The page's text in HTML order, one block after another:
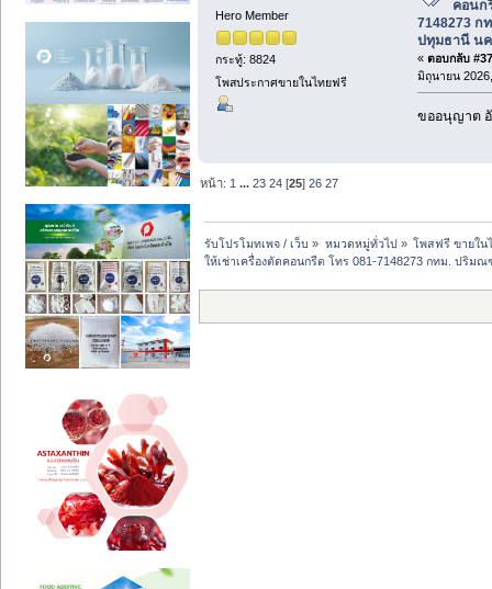
Hero Member
กระทู้: 8824
โพสประกาศขายในไทยฟรี
คอนก
7148273
ปทุมธานี น
« ตอบกลับ
มิถุนายน
ขออนุญาต
หน้า: 1 ...23 24 [25]26 27
รับโปรโมทเพจ / เว็บ » หมวดหมู่ทั่วไป» โพสฟรี ขายใน
ให้เช่าเครื่องตัดคอนกรีต โทร 081-7148273 กทม. ปริ